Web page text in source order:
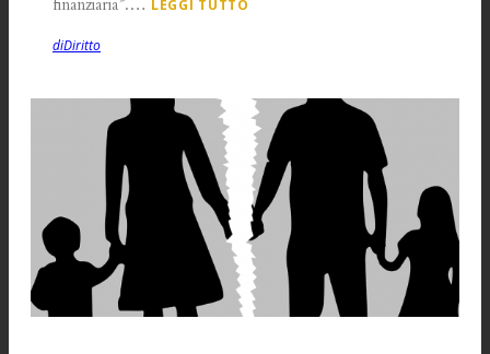
finanziaria”.… LEGGI TUTTO
diDiritto